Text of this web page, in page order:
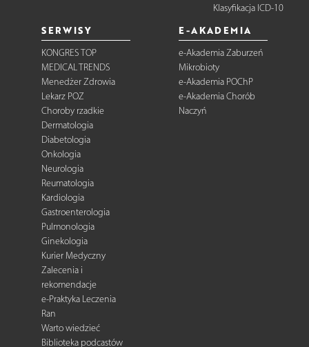
Klasyfikacja ICD-10
SERWISY
KONGRES TOP
MEDICAL TRENDS
Menedżer Zdrowia
Lekarz POZ
Choroby rzadkie
Dermatologia
Diabetologia
Onkologia
Neurologia
Reumatologia
Kardiologia
Gastroenterologia
Pulmonologia
Ginekologia
Kurier Medyczny
Zalecenia i
rekomendacje
e-Praktyka Leczenia
Ran
Warto wiedzieć
Biblioteka podcastów
E-AKADEMIA
e-Akademia Zaburzeń
Mikrobioty
e-Akademia POChP
e-Akademia Chorób
Naczyń